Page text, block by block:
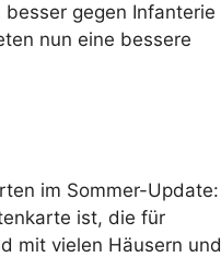
gegen Infanterie
nun eine bessere
im Sommer-Update:
ist, die für
mit vielen Häusern und